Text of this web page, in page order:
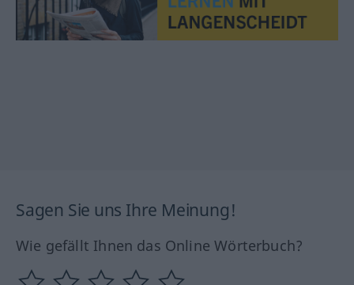
Sagen Sie uns Ihre Meinung!
Wie gefällt Ihnen das Online Wörterbuch?